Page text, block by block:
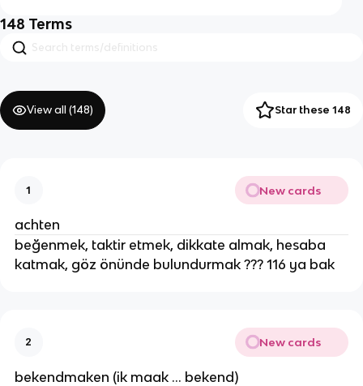
148 Terms
View all (148) Star these 148
1 New cards
achten
beğenmek, taktir etmek, dikkate almak, hesaba
katmak, göz önünde bulundurmak ??? 116 ya bak
2 New cards
bekendmaken (ik maak ... bekend)